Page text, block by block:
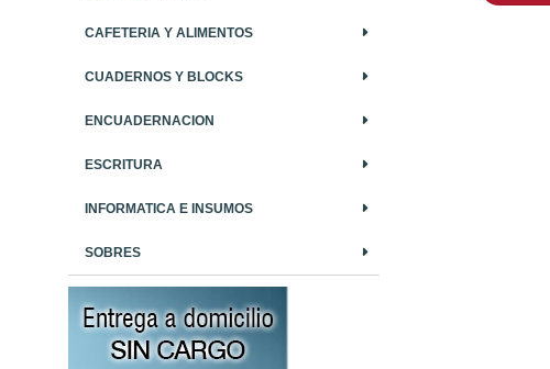
CAFETERIA Y ALIMENTOS
CUADERNOS Y BLOCKS
ENCUADERNACION
ESCRITURA
INFORMATICA E INSUMOS
SOBRES